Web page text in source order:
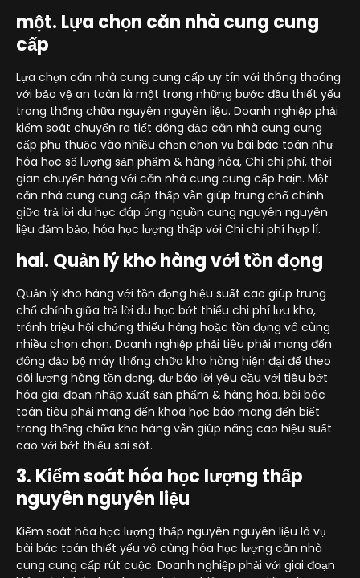
một. Lựa chọn căn nhà cung cung
cấp
Lựa chọn căn nhà cung cung cấp uy tín với thông thoáng
với bảo vệ an toàn là một trong những bước đầu thiết yếu
trong thống chữa nguyên nguyên liệu. Doanh nghiệp phải
kiểm soát chuyển ra tiết đông đảo căn nhà cung cung
cấp phụ thuộc vào nhiều chọn chọn vụ bài bác toán như
hóa học số lượng sản phẩm & hàng hóa, Chi chi phí, thời
gian chuyển hàng với căn nhà cung cung cấp haịn. Một
căn nhà cung cung cấp thấp vẫn giúp trung chổ chính
giữa trả lời du học đáp ứng nguồn cung nguyên nguyên
liệu đảm bảo, hóa học lượng thấp với Chi chi phí hợp lí.
hai. Quản lý kho hàng với tồn đọng
Quản lý kho hàng với tồn đọng hiệu suất cao giúp trung
chổ chính giữa trả lời du học bớt thiểu chi phí lưu kho,
tránh triệu hội chứng thiếu hàng hoặc tồn đọng vô cùng
nhiều chọn chọn. Doanh nghiệp phải tiêu phải mang đến
đông đảo bộ máy thống chữa kho hàng hiện đại để theo
dõi lượng hàng tồn đọng, dự báo lời yêu cầu với tiêu bớt
hóa giai đoạn nhập xuất sản phẩm & hàng hóa. bài bác
toán tiêu phải mang đến khoa học báo mang đến biết
trong thống chữa kho hàng vẫn giúp nâng cao hiệu suất
cao với bớt thiểu sai sót.
3. Kiểm soát hóa học lượng thấp
nguyên nguyên liệu
Kiểm soát hóa học lượng thấp nguyên nguyên liệu là vụ
bài bác toán thiết yếu vô cùng hóa học lượng căn nhà
cung cung cấp rút cuộc. Doanh nghiệp phải với giai đoạn